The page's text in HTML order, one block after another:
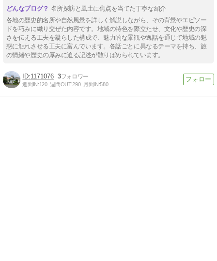
名所探訪と風土に焦点を当てた丁寧な紹介
各地の歴史的名所や自然風景を詳しく解説しながら、その背景やエピソー
ドを巧みに織り交ぜた内容です。地域の特色を際立たせ、文化や歴史の深
さを伝える工夫を凝らした構成で、魅力的な景観や逸話を通じて地域の魅
惑に触れさせる工夫に富んでいます。各話ごとに異なるテーマを持ち、旅
の情緒や歴史の厚みに迫る記述が散りばめられています。
1171076 3
週間IN:120 週間OUT:290 月間IN:580